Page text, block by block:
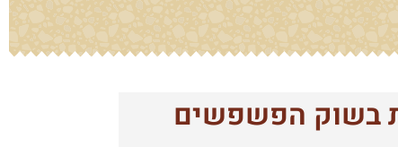
בשוק הפשפשים